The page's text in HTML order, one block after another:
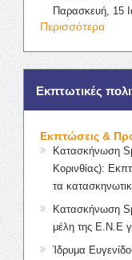
Παρασκευή, 15
Περισσότερα
Εκπτωτικές
Εκπτώσεις &
Κατασκήνωση
Κορινθίας):
τα
Κατασκήνωση
μέλη της Ε.Ν.Ε
Ίδρυμα